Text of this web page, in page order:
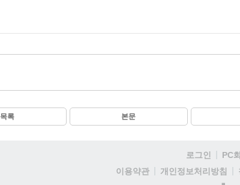
목록 본문
로그인 PC
이용약관
개인정보처리방침